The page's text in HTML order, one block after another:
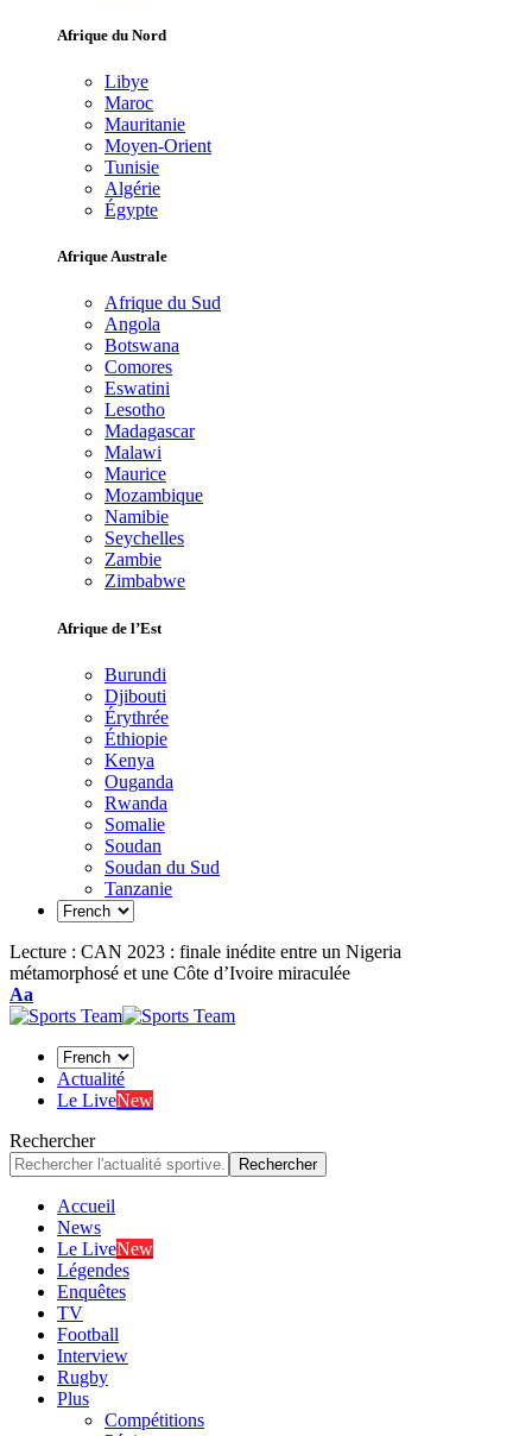
Afrique du Nord
Libye
Maroc
Mauritanie
Moyen-Orient
Tunisie
Algérie
Égypte
Afrique Australe
Afrique du Sud
Angola
Botswana
Comores
Eswatini
Lesotho
Madagascar
Malawi
Maurice
Mozambique
Namibie
Seychelles
Zambie
Zimbabwe
Afrique de l’Est
Burundi
Djibouti
Érythrée
Éthiopie
Kenya
Ouganda
Rwanda
Somalie
Soudan
Soudan du Sud
Tanzanie
Lecture : CAN 2023 : finale inédite entre un Nigeria
métamorphosé et une Côte d’Ivoire miraculée
Font
Resizer
Aa
Actualité
Le LiveNew
Rechercher
Accueil
News
Le LiveNew
Légendes
Enquêtes
TV
Football
Interview
Rugby
Plus
Compétitions